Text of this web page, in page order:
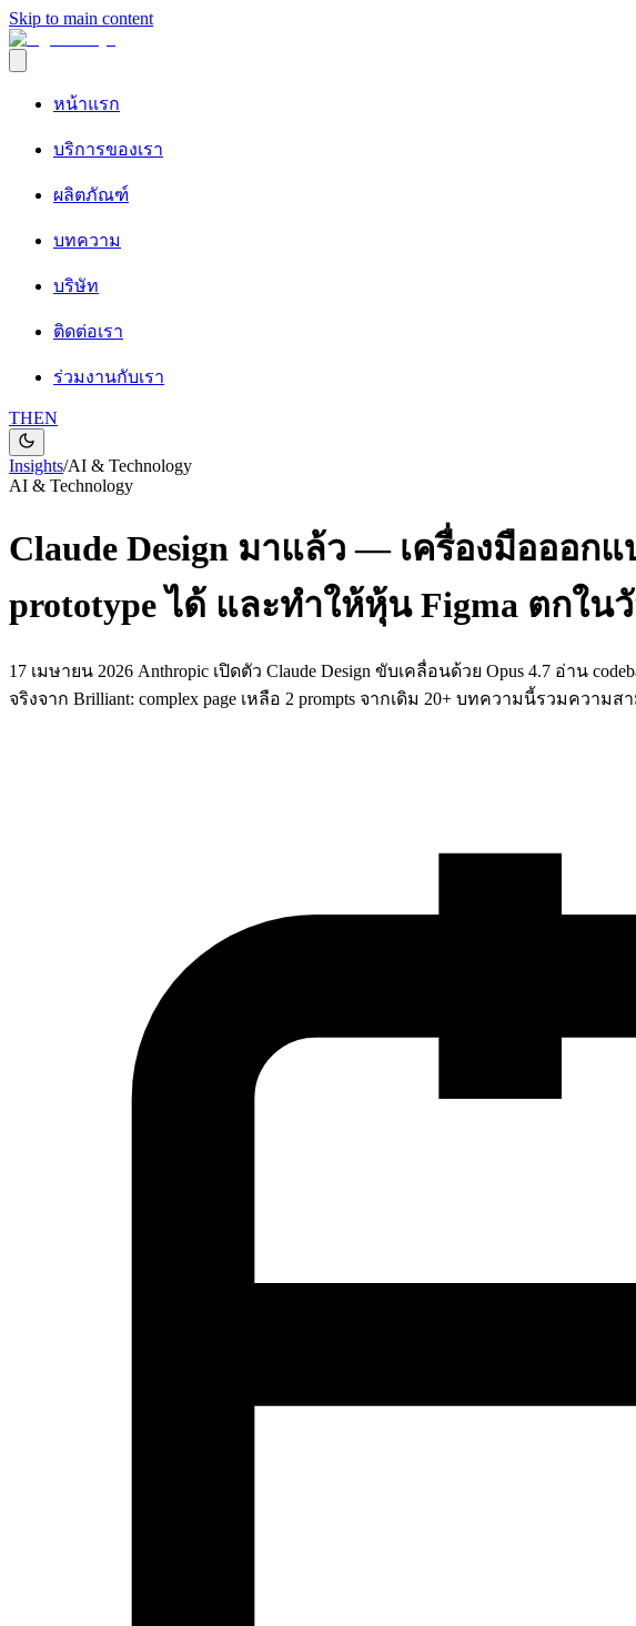
Skip to main content
หน้าแรก
บริการของเรา
ผลิตภัณฑ์
บทความ
บริษัท
ติดต่อเรา
ร่วมงานกับเรา
THEN
Insights/AI & Technology
AI & Technology
Claude Design มาแล้ว — เครื่องมือออก
prototype ได้ และทำให้หุ้น Figma ตกใน
17 เมษายน 2026 Anthropic เปิดตัว Claude Design ขับเคลื่อนด้วย Opus 4.7 อ่าน
จริงจาก Brilliant: complex page เหลือ 2 prompts จากเดิม 20+ บทความนี้รวมความ